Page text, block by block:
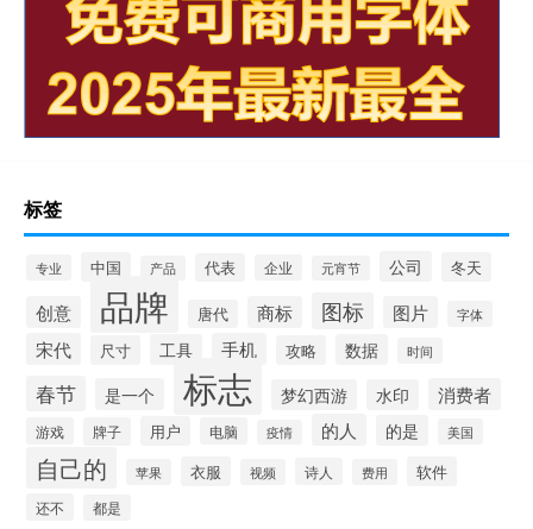
标签
专业 中国 产品 代表 企业 元宵节 公司 冬天
创意 品牌 唐代 商标 图标 图片 字体
宋代 尺寸 工具 手机 攻略 数据 时间
春节 是一个 标志 梦幻西游 水印 消费者
游戏 牌子 用户 电脑 疫情 的人 的是 美国
自己的 苹果 衣服 视频 诗人 费用 软件
还不 都是